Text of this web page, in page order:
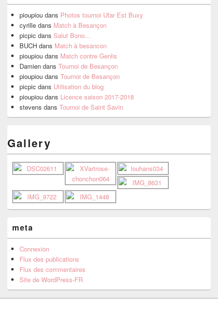
pioupiou dans Photos tournoi Ufar Est Buxy
cyrille dans Match à Besançon
picpic dans Salut Bono…
BUCH dans Match à besancon
pioupiou dans Match contre Genlis
Damien dans Tournoi de Besançon
pioupiou dans Tournoi de Besançon
picpic dans Utilisation du blog
pioupiou dans Licence saison 2017-2018
stevens dans Tournoi de Saint Savin
Gallery
meta
Connexion
Flux des publications
Flux des commentaires
Site de WordPress-FR